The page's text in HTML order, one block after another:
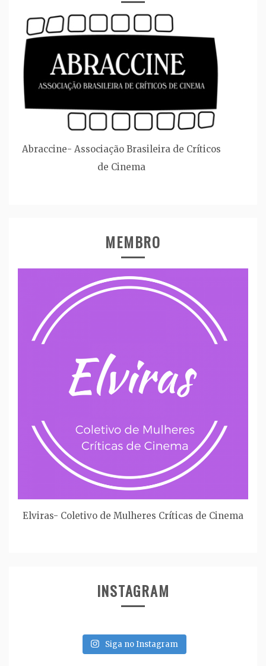
Abraccine- Associação Brasileira de Críticos
de Cinema
MEMBRO
Elviras- Coletivo de Mulheres Críticas de Cinema
INSTAGRAM
Siga no Instagram